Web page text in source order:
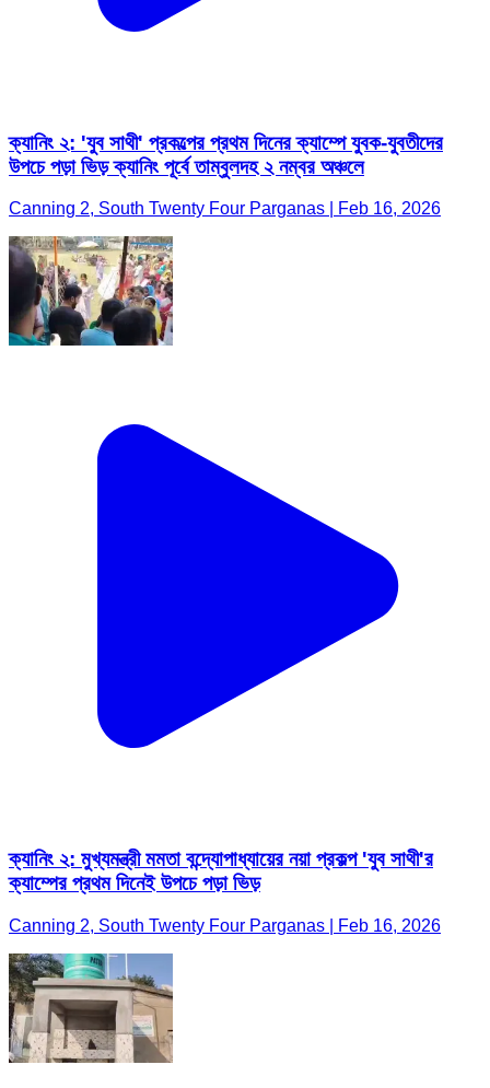
ক্যানিং ২: 'যুব সাথী' প্রকল্পের প্রথম দিনের ক্যাম্পে যুবক-যুবতীদের
উপচে পড়া ভিড় ক্যানিং পূর্বে তাম্বুলদহ ২ নম্বর অঞ্চলে
Canning 2, South Twenty Four Parganas | Feb 16, 2026
ক্যানিং ২: মুখ্যমন্ত্রী মমতা বন্দ্যোপাধ্যায়ের নয়া প্রকল্প 'যুব সাথী'র
ক্যাম্পের প্রথম দিনেই উপচে পড়া ভিড়
Canning 2, South Twenty Four Parganas | Feb 16, 2026